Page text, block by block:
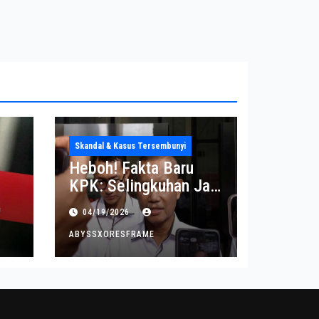
Skandal & Kasus Tersembunyi
Heboh! Fakta Baru
KPK: Selingkuhan Jadi
Tujuan Utama Uang
Korupsi
04/19/2026
ABYSSXORESFRAME